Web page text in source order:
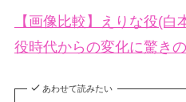
【画像比較】えりな役(
役時代からの変化に驚き
あわせて読みたい